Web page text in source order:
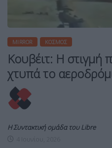
MIRROR ΚΌΣΜΟΣ
Κουβέιτ: Η στιγμή
χτυπά το
Η Συντακτική ομάδα του Libre